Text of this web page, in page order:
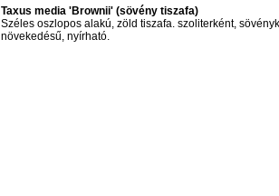
Taxus media 'Brownii' (sövény tiszafa)
Széles oszlopos alakú, zöld tiszafa. szoliterként,
növekedésű, nyírható.